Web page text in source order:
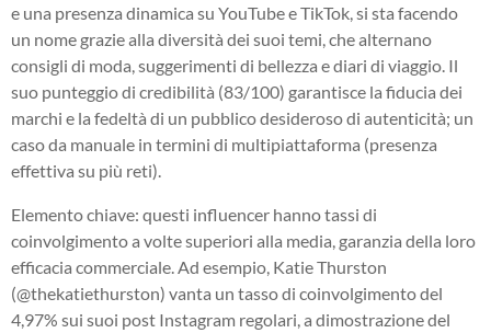
e una presenza dinamica su YouTube e TikTok, si sta facendo
un nome grazie alla diversità dei suoi temi, che alternano
consigli di moda, suggerimenti di bellezza e diari di viaggio. Il
suo punteggio di credibilità (83/100) garantisce la fiducia dei
marchi e la fedeltà di un pubblico desideroso di autenticità; un
caso da manuale in termini di multipiattaforma (presenza
effettiva su più reti).
Elemento chiave: questi influencer hanno tassi di
coinvolgimento a volte superiori alla media, garanzia della loro
efficacia commerciale. Ad esempio, Katie Thurston
(@thekatiethurston) vanta un tasso di coinvolgimento del
4,97% sui suoi post Instagram regolari, a dimostrazione del